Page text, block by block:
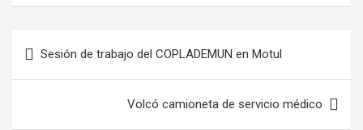
de
Sesión de trabajo del COPLADEMUN en Motul
Volcó camioneta de servicio médico